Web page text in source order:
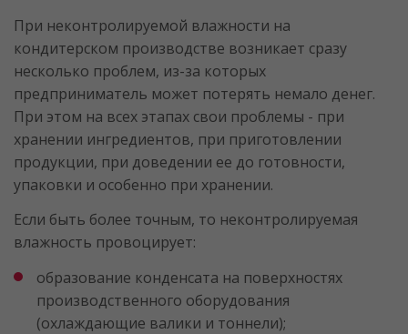
При неконтролируемой влажности на
кондитерском производстве возникает сразу
несколько проблем, из-за которых
предприниматель может потерять немало денег.
При этом на всех этапах свои проблемы - при
хранении ингредиентов, при приготовлении
продукции, при доведении ее до готовности,
упаковки и особенно при хранении.
Если быть более точным, то неконтролируемая
влажность провоцирует:
образование конденсата на поверхностях
производственного оборудования
(охлаждающие валики и тоннели);